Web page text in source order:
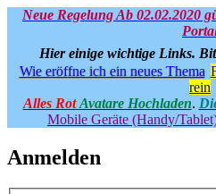
Neue Regelung Ab 02.02.2020
Hier einige wichtige Links.
Wie eröffne ich ein neues Thema
rein
Alles Rot Avatare Hochladen.
Mobile Geräte (Handy/
Anmelden